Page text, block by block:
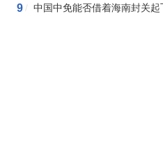
9 / 中国中免能否借着海南封关起